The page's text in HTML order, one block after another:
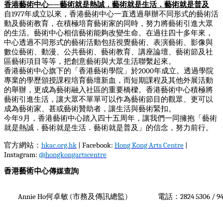
香港藝術中心──藝術就是熱誠．藝術就是生活．藝術就是普及
自1977年成立以來，香港藝術中心一直透過舉辦不同形式的藝術活
動及藝術教育，在積極培育藝術家的同時，努力將藝術引進大眾
的生活。藝術中心相信藝術能夠改變生命。在過往四十多年來，
中心透過不同形式的藝術活動包括視覺藝術、表演藝術、影像與
數位藝術、動漫、公共藝術、藝術教育、講座論壇、藝術節及社
區藝術項目等等，把創意藝術與大眾生活聯繫起來。
香港藝術中心旗下的「香港藝術學院」於2000年成立。透過學院
專業的學歷頒授課程培育藝壇新血，而短期課程及其他外展活動
的舉辦，更成為藝術融入社區的重要橋樑。香港藝術中心積極將
藝術引進生活，讓大眾不單單可以作為藝術節目的觀眾、更可以
成為藝術家、甚或藝術贊助者，讓生活與藝術緊扣。
今年9月，香港藝術中心踏入四十五周年，讓我們一同擁抱「藝術
就是熱誠．藝術就是生活．藝術就是普及」的信念，努力前行。
官方網站： hkac.org.hk | Facebook: Hong Kong Arts Centre
Instagram: @hongkongartscentre
香港藝術中心傳媒查詢
Annie Ho何卓敏 (市務及傳訊總監) 電話：2824 5306 /